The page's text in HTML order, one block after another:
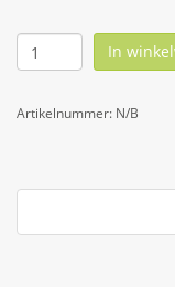
In
Artikelnummer: N/B